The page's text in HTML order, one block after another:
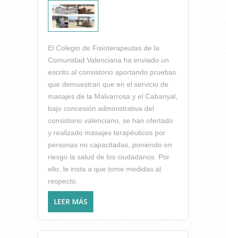
El Colegio de Fisioterapeutas de la
Comunidad Valenciana ha enviado un
escrito al consistorio aportando pruebas
que demuestran que en el servicio de
masajes de la Malvarrosa y el Cabanyal,
bajo concesión administrativa del
consistorio valenciano, se han ofertado
y realizado masajes terapéuticos por
personas no capacitadas, poniendo en
riesgo la salud de los ciudadanos. Por
ello, le insta a que tome medidas al
respecto.
LEER MÁS
AL AYUNTAMIENTO DE